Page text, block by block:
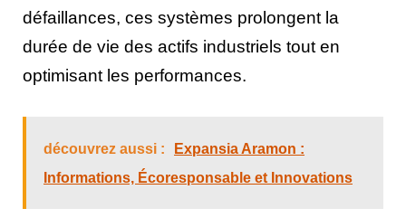
défaillances, ces systèmes prolongent la
durée de vie des actifs industriels tout en
optimisant les performances.
découvrez aussi :
Expansia Aramon :
Informations, Écoresponsable et Innovations